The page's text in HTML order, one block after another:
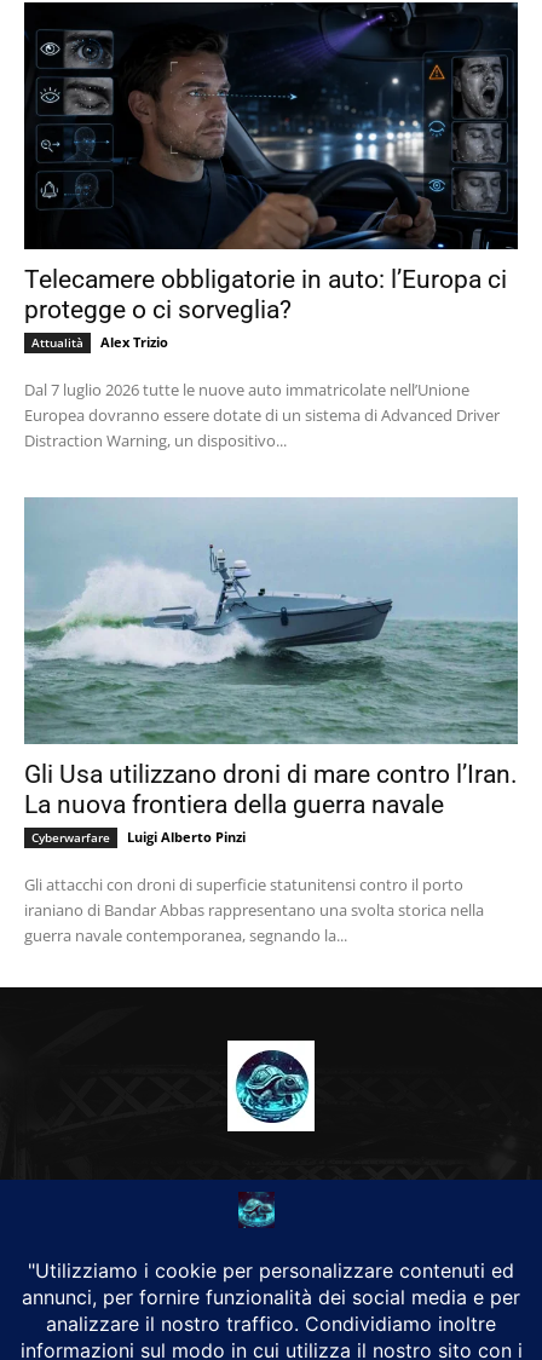
Telecamere obbligatorie in auto: l’Europa ci
protegge o ci sorveglia?
Attualità Alex Trizio
Dal 7 luglio 2026 tutte le nuove auto immatricolate nell’Unione
Europea dovranno essere dotate di un sistema di Advanced Driver
Distraction Warning, un dispositivo...
Gli Usa utilizzano droni di mare contro l’Iran.
La nuova frontiera della guerra navale
Cyberwarfare Luigi Alberto Pinzi
Gli attacchi con droni di superficie statunitensi contro il porto
iraniano di Bandar Abbas rappresentano una svolta storica nella
guerra navale contemporanea, segnando la...
CHI SIAMO
Alground Geopolitica e Cyberwarfare.
Da una idea di Brunilde Trizio
Alground fa parte del Gruppo Trizio